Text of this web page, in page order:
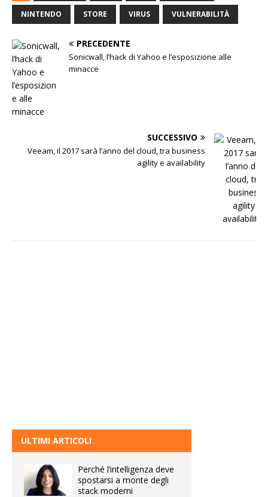
NINTENDO STORE VIRUS VULNERABILITÀ
PRECEDENTE
Sonicwall, l’hack di Yahoo e l’esposizione alle
minacce
SUCCESSIVO
Veeam, il 2017 sarà l’anno del cloud, tra business
agility e availability
ULTIMI ARTICOLI
Perché l’intelligenza deve
spostarsi a monte degli
stack moderni